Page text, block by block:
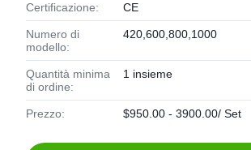
Certificazione: CE
Numero di
modello:
420,600,800,1000
Quantità minima
di ordine:
1 insieme
Prezzo: $950.00 - 3900.00/ Set